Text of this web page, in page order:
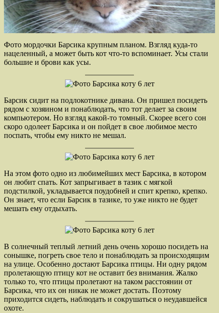
Фото мордочки Барсика крупным планом. Взгляд куда-то
нацеленный, а может быть кот что-то вспоминает. Усы стали
большие и брови как усы.
Барсик сидит на подлокотнике дивана. Он пришел посидеть
рядом с хозяином и понаблюдать, что тот делает за своим
компьютером. Но взгляд какой-то томный. Скорее всего сон
скоро одолеет Барсика и он пойдет в свое любимое место
поспать, чтобы ему никто не мешал.
На этом фото одно из любимейших мест Барсика, в котором
он любит спать. Кот запрыгивает в тазик с мягкой
подстилкой, укладывается поудобней и спит крепко, крепко.
Он знает, что если Барсик в тазике, то уже никто не будет
мешать ему отдыхать.
В солнечный теплый летний день очень хорошо посидеть на
сонышке, погреть свое тело и понаблюдать за происходящим
на улице. Особенно достают Барсика птицы. Ни одну рядом
пролетающую птицу кот не оставит без внимания. Жалко
только то, что птицы пролетают на таком расстоянии от
Барсика, что их он никак не может достать. Поэтому
приходится сидеть, наблюдать и сокрушаться о неудавшейся
охоте.